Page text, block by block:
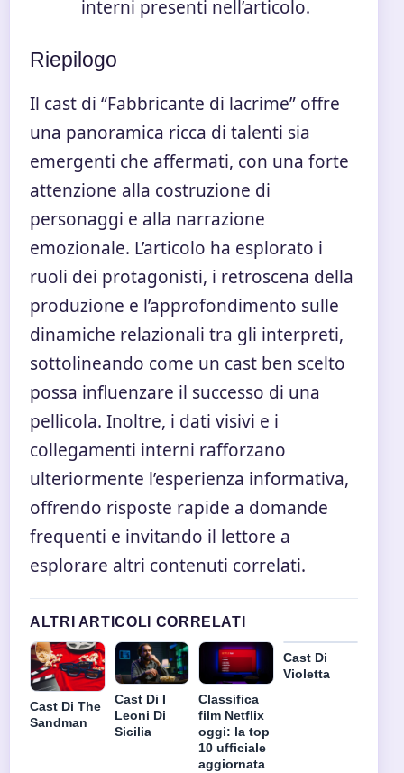
interni presenti nell’articolo.
Riepilogo
Il cast di “Fabbricante di lacrime” offre
una panoramica ricca di talenti sia
emergenti che affermati, con una forte
attenzione alla costruzione di
personaggi e alla narrazione
emozionale. L’articolo ha esplorato i
ruoli dei protagonisti, i retroscena della
produzione e l’approfondimento sulle
dinamiche relazionali tra gli interpreti,
sottolineando come un cast ben scelto
possa influenzare il successo di una
pellicola. Inoltre, i dati visivi e i
collegamenti interni rafforzano
ulteriormente l’esperienza informativa,
offrendo risposte rapide a domande
frequenti e invitando il lettore a
esplorare altri contenuti correlati.
ALTRI ARTICOLI CORRELATI
Cast Di The
Sandman
Cast Di I
Leoni Di
Sicilia
Classifica
film Netflix
oggi: la top
10 ufficiale
aggiornata
Cast Di
Violetta